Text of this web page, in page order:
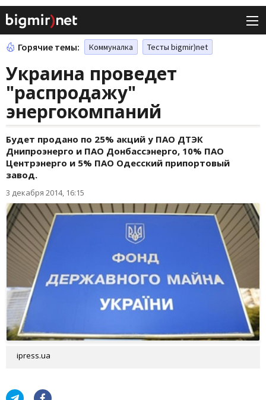
Горячие темы: Коммуналка Тесты bigmir)net
Украина проведет
"распродажу"
энергокомпаний
Будет продано по 25% акций у ПАО ДТЭК
Днипроэнерго и ПАО Донбассэнерго, 10% ПАО
Центрэнерго и 5% ПАО Одесский припортовый
завод.
3 декабря 2014, 16:15
ipress.ua